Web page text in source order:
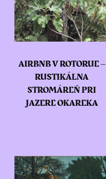
AIRBNB V ROTORUE –
RUSTIKÁLNA
STROMÁREŇ PRI
JAZERE OKAREKA